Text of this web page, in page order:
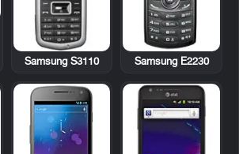
Samsung E2230
Samsung S3110